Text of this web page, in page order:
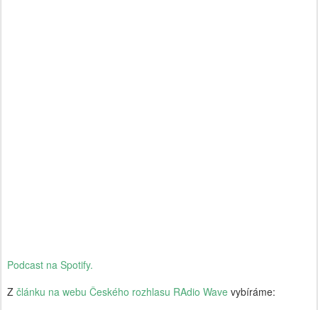
Podcast na Spotify.
Z článku na webu Českého rozhlasu RAdio Wave vybíráme: